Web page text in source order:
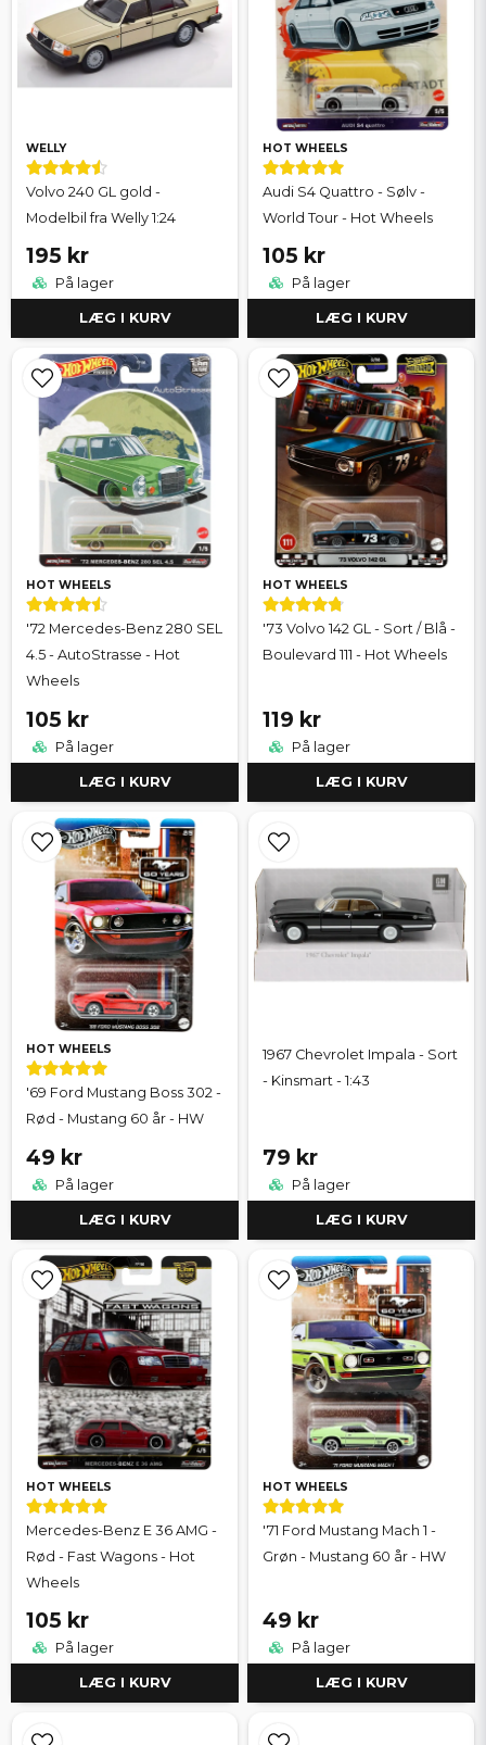
WELLY
Volvo 240 GL gold -
Modelbil fra Welly 1:24
195 kr
På lager
LÆG I KURV
HOT WHEELS
Audi S4 Quattro - Sølv -
World Tour - Hot Wheels
105 kr
På lager
LÆG I KURV
HOT WHEELS
'72 Mercedes-Benz 280 SEL
4.5 - AutoStrasse - Hot
Wheels
105 kr
På lager
LÆG I KURV
HOT WHEELS
'73 Volvo 142 GL - Sort / Blå -
Boulevard 111 - Hot Wheels
119 kr
På lager
LÆG I KURV
HOT WHEELS
'69 Ford Mustang Boss 302 -
Rød - Mustang 60 år - HW
49 kr
På lager
LÆG I KURV
1967 Chevrolet Impala - Sort
- Kinsmart - 1:43
79 kr
På lager
LÆG I KURV
HOT WHEELS
Mercedes-Benz E 36 AMG -
Rød - Fast Wagons - Hot
Wheels
105 kr
På lager
LÆG I KURV
HOT WHEELS
'71 Ford Mustang Mach 1 -
Grøn - Mustang 60 år - HW
49 kr
På lager
LÆG I KURV